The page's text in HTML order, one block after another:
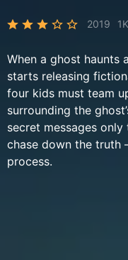
2019
When a ghost haunts
starts releasing
four kids must team
surrounding the
secret messages
chase down the truth
process.